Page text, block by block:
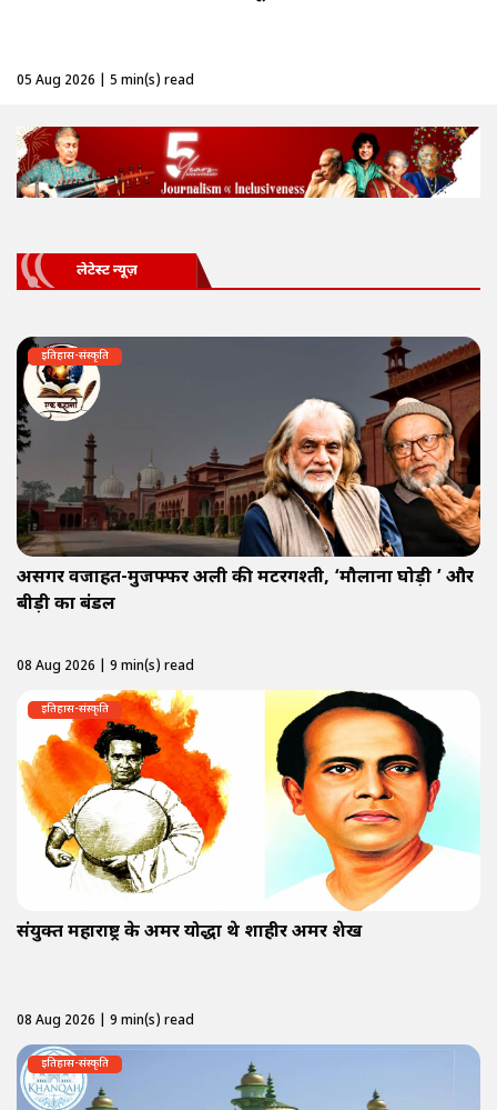
05 Aug 2026 | 5 min(s) read
लेटेस्ट न्यूज़
इतिहास-संस्कृति
असगर वजाहत-मुजफ्फर अली की मटरगश्ती, ‘मौलाना घोड़ी ’ और
बीड़ी का बंडल
08 Aug 2026 | 9 min(s) read
इतिहास-संस्कृति
संयुक्त महाराष्ट्र के अमर योद्धा थे शाहीर अमर शेख
08 Aug 2026 | 9 min(s) read
इतिहास-संस्कृति